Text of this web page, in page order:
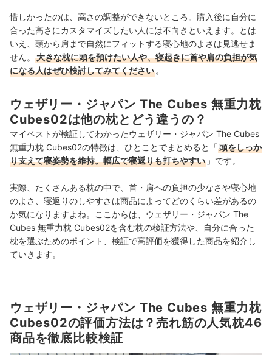
惜しかったのは、高さの調整ができないところ。購入後に自分に
合った高さにカスタマイズしたい人には不向きといえます。とは
いえ、頭から肩まで自然にフィットする寝心地のよさは見逃せま
せん。
大きな枕に頭を預けたい人や、寝起きに首や肩の負担が気
になる人はぜひ検討してみてください 。
ウェザリー・ジャパン The Cubes 無重力枕
Cubes02は他の枕とどう違うの？
マイベストが検証してわかったウェザリー・ジャパン The Cubes
無重力枕 Cubes02の特徴は、ひとことでまとめると「頭をしっか
り支えて寝姿勢を維持。幅広で寝返りも打ちやすい 」です。
実際、たくさんある枕の中で、首・肩への負担の少なさや寝心地
のよさ、寝返りのしやすさは商品によってどのくらい差があるの
か気になりますよね。ここからは、ウェザリー・ジャパン The
Cubes 無重力枕 Cubes02を含む枕の検証方法や、自分に合った
枕を選ぶためのポイント、検証で高評価を獲得した商品を紹介し
ていきます。
ウェザリー・ジャパン The Cubes 無重力枕
Cubes02の評価方法は？売れ筋の人気枕46
商品を徹底比較検証